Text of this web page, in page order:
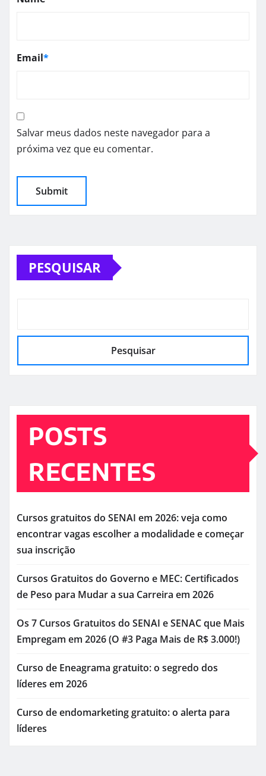
Email*
Salvar meus dados neste navegador para a
próxima vez que eu comentar.
PESQUISAR
Pesquisar
POSTS
RECENTES
Cursos gratuitos do SENAI em 2026: veja como
encontrar vagas escolher a modalidade e começar
sua inscrição
Cursos Gratuitos do Governo e MEC: Certificados
de Peso para Mudar a sua Carreira em 2026
Os 7 Cursos Gratuitos do SENAI e SENAC que Mais
Empregam em 2026 (O #3 Paga Mais de R$ 3.000!)
Curso de Eneagrama gratuito: o segredo dos
líderes em 2026
Curso de endomarketing gratuito: o alerta para
líderes